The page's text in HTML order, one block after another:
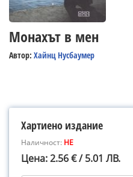
Монахът в мен
Автор: Хайнц Нусбаумер
Хартиено издание
Наличност: НЕ
Цена: 2.56 € / 5.01 ЛВ.